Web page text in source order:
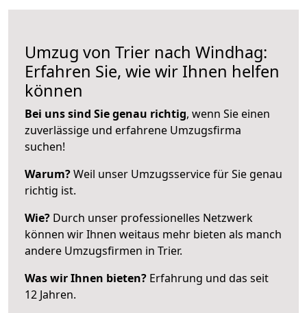
Umzug von Trier nach Windhag:
Erfahren Sie, wie wir Ihnen helfen
können
Bei uns sind Sie genau richtig, wenn Sie einen
zuverlässige und erfahrene Umzugsfirma
suchen!
Warum?Weil unser Umzugsservice für Sie genau
richtig ist.
Wie? Durch unser professionelles Netzwerk
können wir Ihnen weitaus mehr bieten als manch
andere Umzugsfirmen in Trier.
Was wir Ihnen bieten? Erfahrung und das seit
12 Jahren.